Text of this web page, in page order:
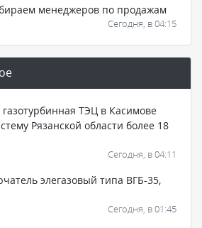
менеджеров по продажам
Сегодня, в 04:15
газотурбинная ТЭЦ в Касимове
Рязанской области более 18
Сегодня, в 04:11
элегазовый типа ВГБ-35,
Сегодня, в 01:45